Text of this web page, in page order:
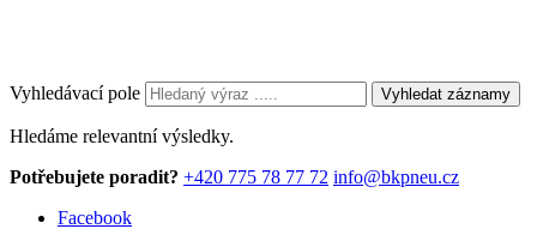
Vyhledávací pole Vyhledat záznamy
Hledáme relevantní výsledky.
Potřebujete poradit? +420 775 78 77 72 info@bkpneu.cz
Facebook